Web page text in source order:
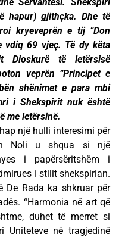
hapur) gjithçka. Dhe të
kryeveprën e tij “Don
vdiq 69 vjeç. Të dy këta
Dioskurë të letërsisë
veprën “Principet e
shënimet e para mbi
i Shekspirit nuk është
me letërsinë.
një hulli interesimi për
Noli u shqua si një
i papërsëritshëm i
i stilit shekspirian.
De Rada ka shkruar për
“Harmonia në art që
duhet të merret si
në tragjedinë